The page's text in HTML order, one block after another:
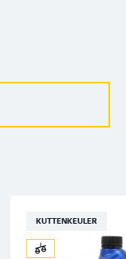
KUTTENKEULER